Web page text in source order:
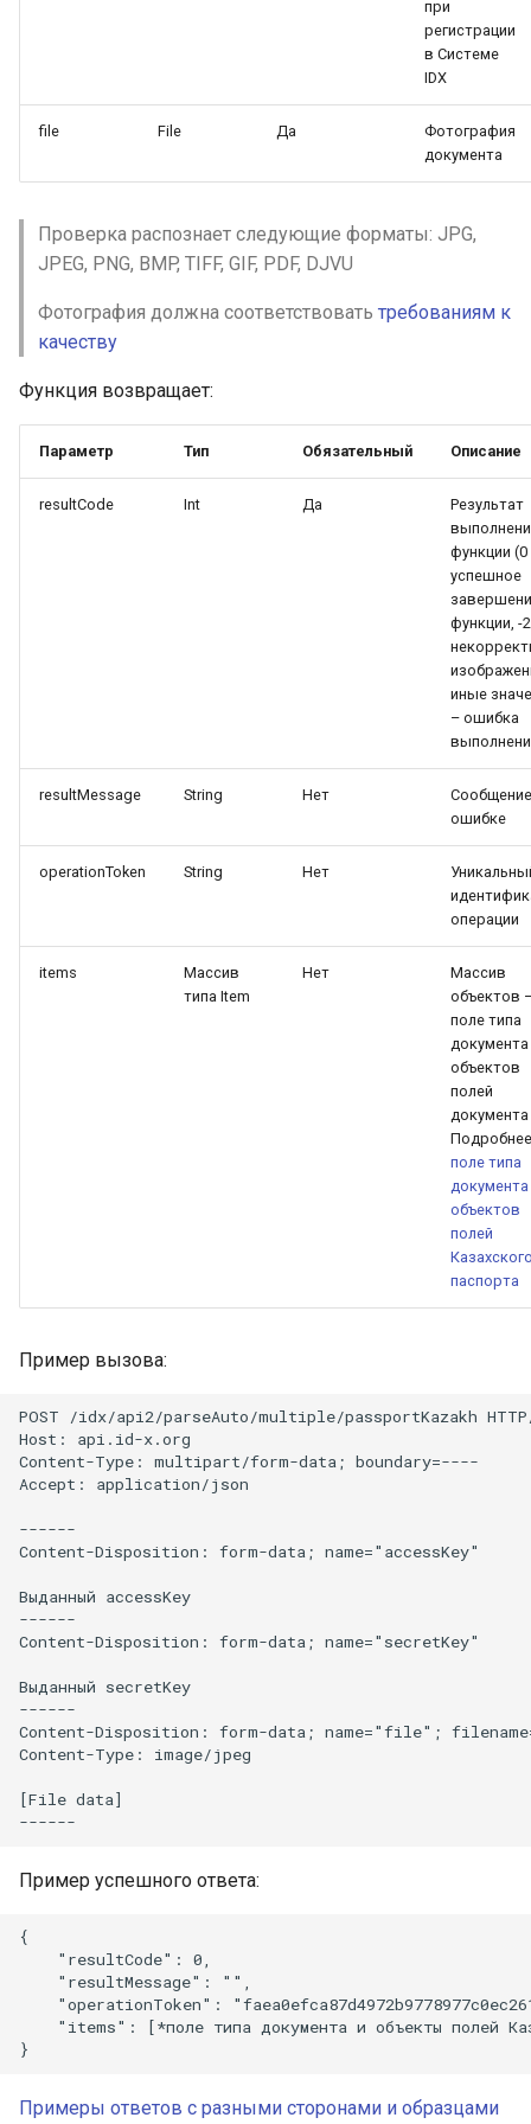
ФСИН
юрисдикции
Проверка арбитражных дел
арбитражных судах
счетов у ИП
Проверка в реестре
при
регистрации
в Системе
IDX
file File Да
Фотография
документа
Проверка распознает следующие форматы: JPG,
JPEG, PNG, BMP, TIFF, GIF, PDF, DJVU
Фотография должна соответствовать требованиям к
качеству
Функция возвращает:
Параметр Тип Обязательный Описание
resultCode Int Да
Результат
функции (0
успешное
функции, -
иные
– ошибка
resultMessage String Нет
ошибке
operationToken String Нет
операции
items
Массив
типа Item
Нет
Массив
объектов
поле типа
документа
объектов
полей
документа
поле типа
документа
объектов
полей
паспорта
Пример вызова:
POST /idx/api2/parseAuto/multiple/passportKazakh
Host: api.id-x.org
Content-Type: multipart/form-data; boundary=----
Accept: application/json
------
Content-Disposition: form-data; name="accessKey"
Выданный accessKey
------
Content-Disposition: form-data; name="secretKey"
Выданный secretKey
------
Content-Disposition: form-data; name="file";
Content-Type: image/jpeg
[File data]
Пример успешного ответа:
{
    "resultCode": 0,
    "resultMessage": "",
"operationToken":
"items": [*поле типа документа и объекты полей
Примеры ответов с разными сторонами и образцами